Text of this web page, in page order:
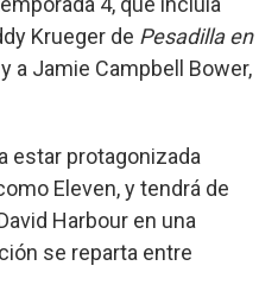
Krueger de Pesadilla en
a Jamie Campbell Bower,
estar protagonizada
Eleven, y tendrá de
Harbour en una
se reparta entre